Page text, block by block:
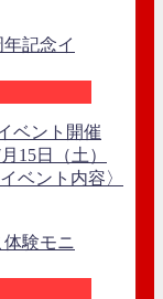
ベント開催
15日（土）
ベント内容〉